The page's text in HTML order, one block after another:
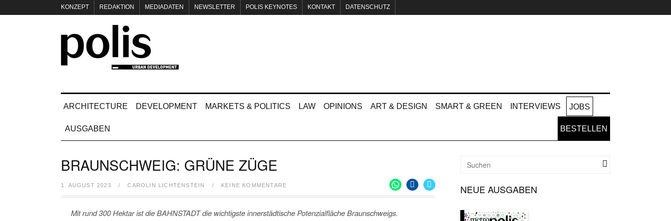
KONZEPT REDAKTION MEDIADATEN NEWSLETTER POLIS KEYNOTES KONTAKT DATENSCHUTZ
ARCHITECTURE DEVELOPMENT MARKETS & POLITICS LAW OPINIONS ART & DESIGN SMART & GREEN INTERVIEWS JOBS
AUSGABEN BESTELLEN
BRAUNSCHWEIG: GRÜNE ZÜGE
1. AUGUST 2023 / CAROLIN LICHTENSTEIN / KEINE KOMMENTARE
Mit rund 300 Hektar ist die BAHNSTADT die wichtigste innerstädtische Potenzialfläche Braunschweigs.
NEUE AUSGABEN